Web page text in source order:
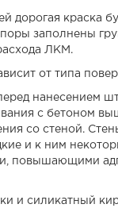
дорогая краска
заполнены
ЛКМ.
от типа
нанесением
с бетоном
со стеной.
и к ним
повышающими
и силикатный